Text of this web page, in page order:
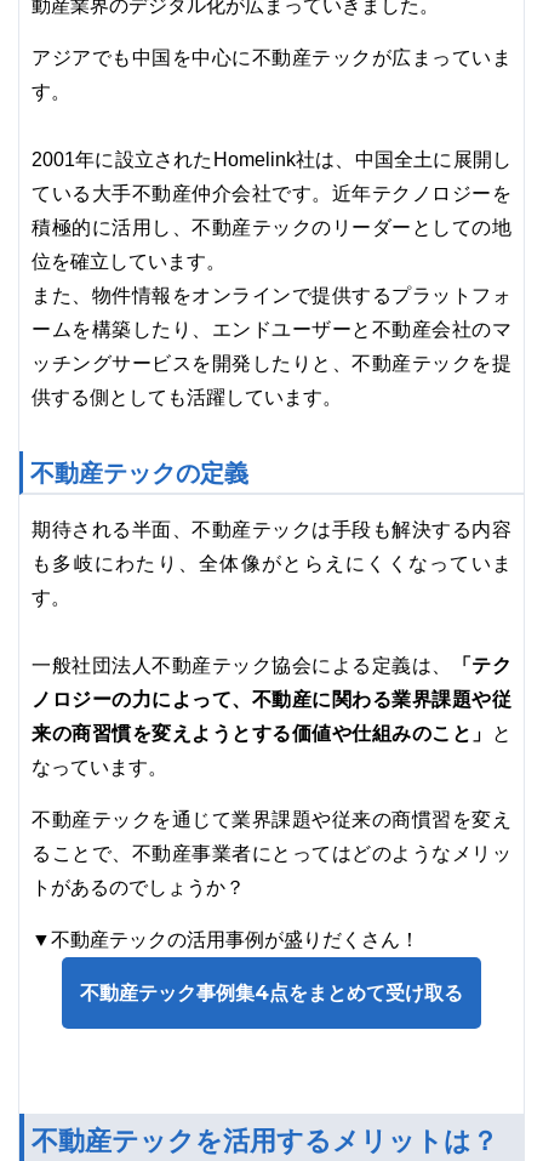
動産業界のデジタル化が広まっていきました。
アジアでも中国を中心に不動産テックが広まっていま
す。
2001年に設立されたHomelink社は、中国全土に展開し
ている大手不動産仲介会社です。近年テクノロジーを
積極的に活用し、不動産テックのリーダーとしての地
位を確立しています。
また、物件情報をオンラインで提供するプラットフォ
ームを構築したり、エンドユーザーと不動産会社のマ
ッチングサービスを開発したりと、不動産テックを提
供する側としても活躍しています。
不動産テックの定義
期待される半面、不動産テックは手段も解決する内容
も多岐にわたり、全体像がとらえにくくなっていま
す。
一般社団法人不動産テック協会による定義は、
「テク
ノロジーの力によって、不動産に関わる業界課題や従
来の商習慣を変えようとする価値や仕組みのこと」
と
なっています。
不動産テックを通じて業界課題や従来の商慣習を変え
ることで、不動産事業者にとってはどのようなメリッ
トがあるのでしょうか？
▼不動産テックの活用事例が盛りだくさん！
不動産テック事例集4点をまとめて受け取る
不動産テックを活用するメリットは？